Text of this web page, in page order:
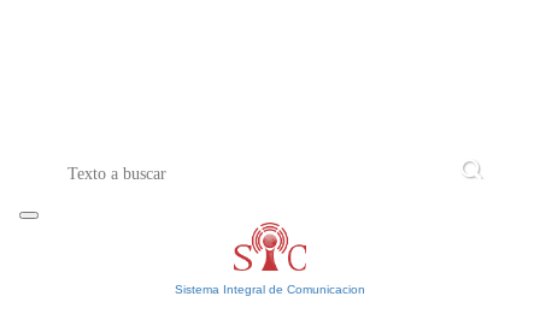
Sistema Integral de Comunicacion